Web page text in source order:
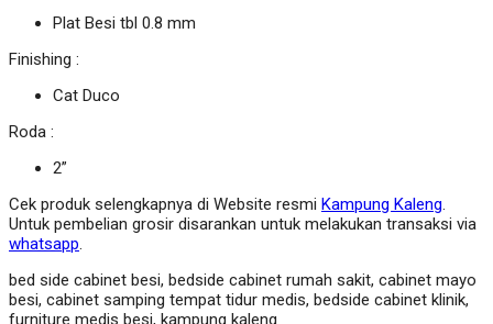
Plat Besi tbl 0.8 mm
Finishing :
Cat Duco
Roda :
2”
Cek produk selengkapnya di Website resmi Kampung Kaleng
Untuk pembelian grosir disarankan untuk melakukan transaksi via
whatsapp
bed side cabinet besi, bedside cabinet rumah sakit, cabinet mayo
besi, cabinet samping tempat tidur medis, bedside cabinet klinik,
furniture medis besi, kampung kaleng